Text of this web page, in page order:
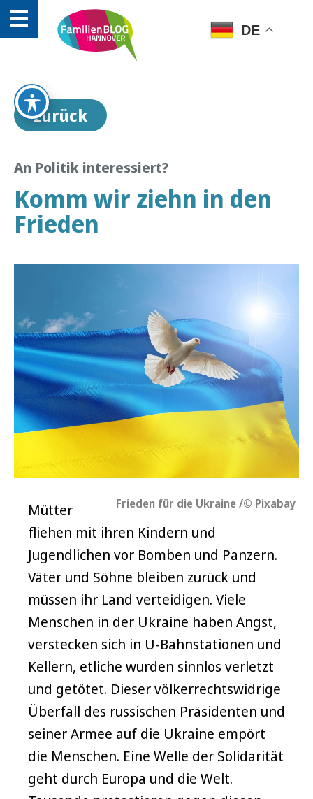
DE
zurück
An Politik interessiert?
Komm wir ziehn in den
Frieden
Frieden für die Ukraine /© Pixabay
Mütter
fliehen mit ihren Kindern und
Jugendlichen vor Bomben und Panzern.
Väter und Söhne bleiben zurück und
müssen ihr Land verteidigen. Viele
Menschen in der Ukraine haben Angst,
verstecken sich in U-Bahnstationen und
Kellern, etliche wurden sinnlos verletzt
und getötet. Dieser völkerrechtswidrige
Überfall des russischen Präsidenten und
seiner Armee auf die Ukraine empört
die Menschen. Eine Welle der Solidarität
geht durch Europa und die Welt.